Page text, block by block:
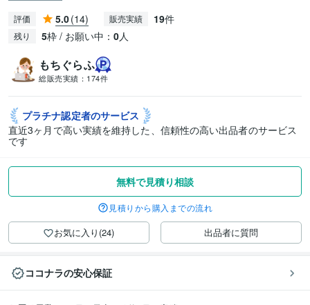
評価 5.0(14) 販売実績 19件
残り 5枠 / お願い中： 0人
もちぐらふ
総販売実績： 174件
プラチナ認定者のサービス
直近3ヶ月で高い実績を維持した、信頼性の高い出品者のサービス
です
無料で見積り相談
見積りから購入までの流れ
お気に入り(24) 出品者に質問
ココナラの安心保証